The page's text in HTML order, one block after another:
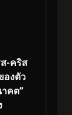
-คริส
องตัว
คต”